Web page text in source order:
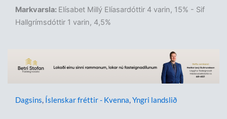
Markvarsla: Elísabet Millý Elíasardóttir 4 varin, 15% - Sif
Hallgrímsdóttir 1 varin, 4,5%
Dagsins, Íslenskar fréttir - Kvenna,Yngri landslið